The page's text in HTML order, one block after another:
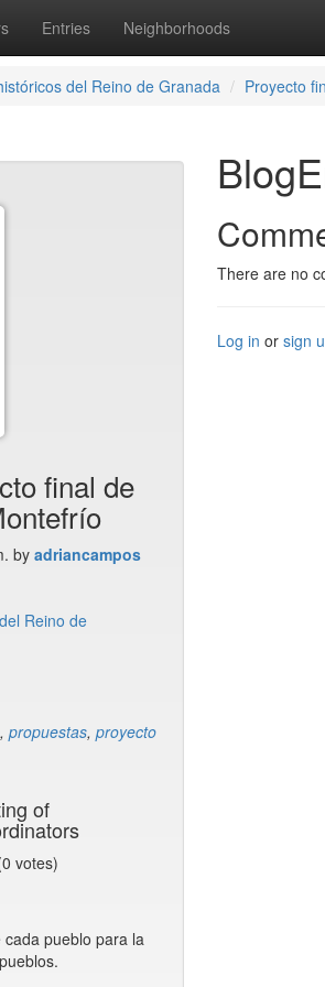
Entries Neighborhoods
del Reino de Granada Proyecto
final de
by adriancampos
Reino de
, propuestas, proyecto
of
votes)
pueblo para la
There are no
Log in or sign